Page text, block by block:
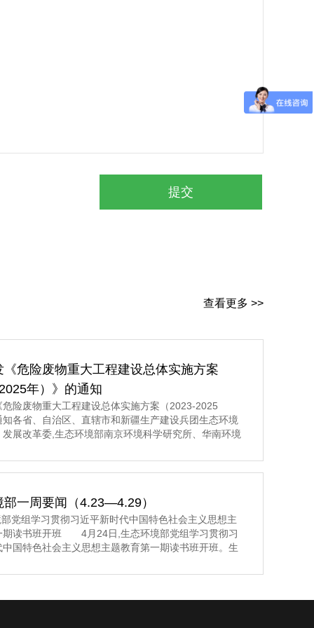
查看更多 >>
《危险废物重大工程建设总体实施方案
2025年）》的通知
危险废物重大工程建设总体实施方案（2023-2025
各省、自治区、直辖市和新疆生产建设兵团生态环境
发展改革委,生态环境部南京环境科学研究所、华南环境
建设总体实施方案（2023-2025年）》印发给你们,请认
。 生态环境部发展改革委 2023年5月8日
部一周要闻（4.23—4.29）
党组学习贯彻习近平新时代中国特色社会主义思想主
期读书班开班 4月24日,生态环境部党组学习贯彻习
国特色社会主义思想主题教育第一期读书班开班。生
境部党组举行学习贯彻习近平新时代中国特色社会
贯彻习